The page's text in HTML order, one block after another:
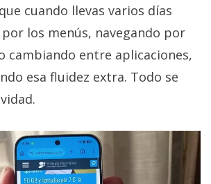
cuando llevas varios días
los menús, navegando por
cambiando entre aplicaciones,
esa fluidez extra. Todo se